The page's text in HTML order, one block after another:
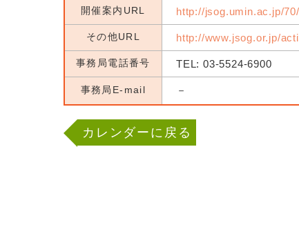
開催案内URL http://jsog.umin.ac.jp/
その他URL http://www.jsog.or.jp/
事務局電話番号 TEL: 03-5524-6900
事務局E-mail －
カレンダーに戻る